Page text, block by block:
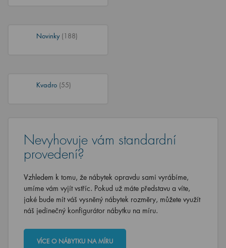
Novinky (188)
Kvadro (55)
Nevyhovuje vám standardní
provedení?
Vzhledem k tomu, že nábytek opravdu sami vyrábíme,
umíme vám vyjít vstříc. Pokud už máte představu a víte,
jaké bude mít váš vysněný nábytek rozměry, můžete využít
náš jedinečný konfigurátor nábytku na míru.
VÍCE O NÁBYTKU NA MÍRU